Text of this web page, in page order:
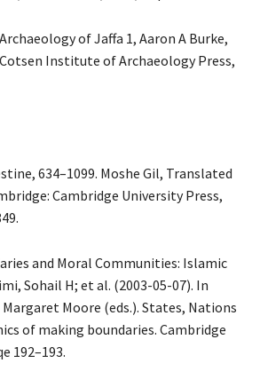
of Jaffa 1, Aaron A Burke,
Institute of Archaeology Press,
634–1099. Moshe Gil, Translated
Cambridge University Press,
and Moral Communities: Islamic
Sohail H; et al. (2003-05-07). In
Moore (eds.). States, Nations
of making boundaries. Cambridge
192–193.